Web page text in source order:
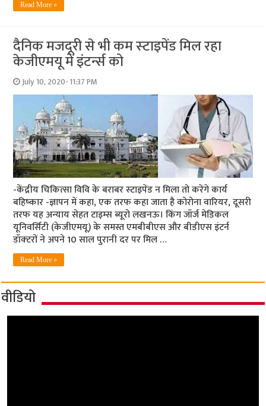
Read More »
दैनिक मजदूरी से भी कम स्‍टाइपेंड मिल रहा
केजीएमयू में इंटर्न्‍स को
July 10, 2020- 11:37 PM
-केंद्रीय चिकित्‍सा विवि के बराबर स्‍टाइपेंड न मिला तो करेंगे कार्य
बहिष्‍कार -ज्ञापन में कहा, एक तरफ कहा जाता है कोरोना वारियर, दूसरी
तरफ यह अन्‍याय सेहत टाइम्‍स ब्‍यूरो लखनऊ। किंग जॉर्ज मेडिकल
यूनिवर्सिटी (केजीएमयू) के समस्त एमबीबीएस और बीडीएस इंटर्न
डॉक्‍टरों ने अपने 10 साल पुरानी दर पर मिल …
Read More »
वीडियो